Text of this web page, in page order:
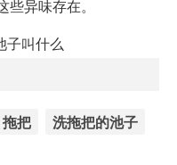
异味存在。
拖把
洗拖把的池子